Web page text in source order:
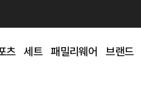
츠 세트 패밀리웨어 브랜드